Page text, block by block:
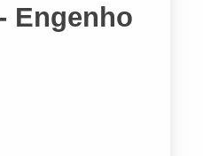
Engenho